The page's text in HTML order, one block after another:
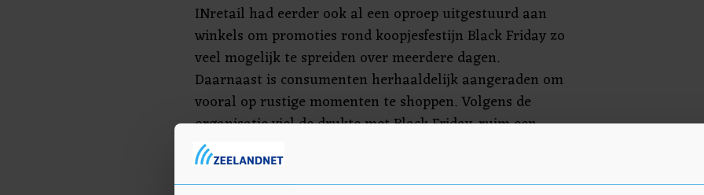
INretail had eerder ook al een oproep uitgestuurd aan
winkels om promoties rond koopjesfestijn Black Friday zo
veel mogelijk te spreiden over meerdere dagen.
Daarnaast is consumenten herhaaldelijk aangeraden om
vooral op rustige momenten te shoppen. Volgens de
organisatie viel de drukte met Black Friday, ruim een
week geleden, mede daardoor mee. Dat baseerde INretail
onder meer op gegevens van een bureau dat via